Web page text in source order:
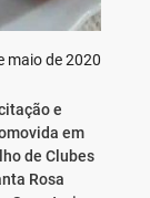
maio de 2020
e
em
de Clubes
Rosa